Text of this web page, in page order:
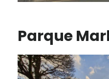
Parque